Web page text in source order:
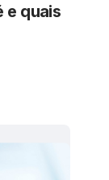
e quais